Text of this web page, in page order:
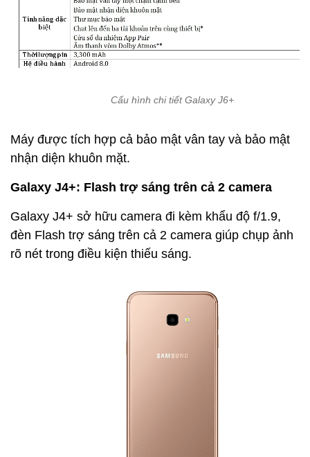
Cấu hình chi tiết Galaxy J6+
Máy được tích hợp cả bảo mật vân tay và bảo mật
nhận diện khuôn mặt.
Galaxy J4+: Flash trợ sáng trên cả 2 camera
Galaxy J4+ sở hữu camera đi kèm khẩu độ f/1.9,
đèn Flash trợ sáng trên cả 2 camera giúp chụp ảnh
rõ nét trong điều kiện thiếu sáng.